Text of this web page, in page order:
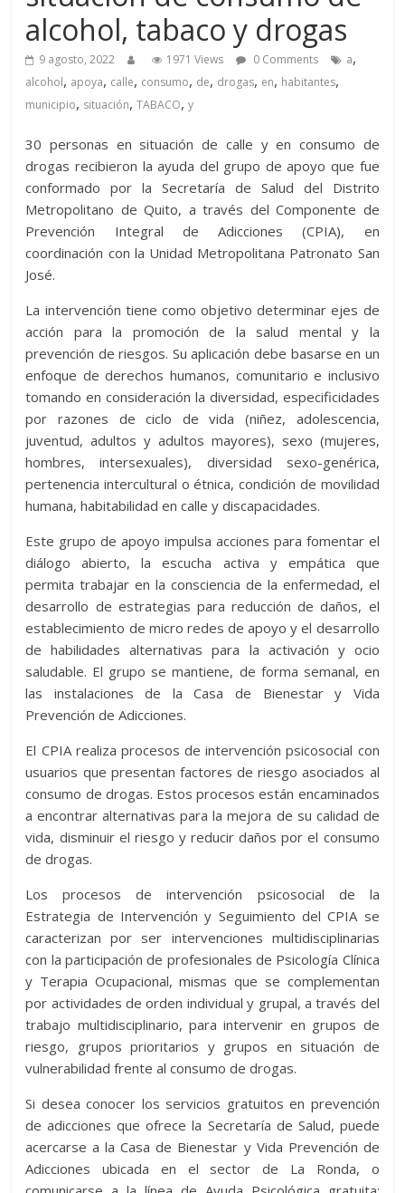
alcohol, tabaco y drogas
9 agosto, 2022 1971 Views 0 Comments a,
alcohol, apoya, calle, consumo, de, drogas, en, habitantes,
municipio, situación,TABACO,y
30 personas en situación de calle y en consumo de
drogas recibieron la ayuda del grupo de apoyo que fue
conformado por la Secretaría de Salud del Distrito
Metropolitano de Quito, a través del Componente de
Prevención Integral de Adicciones (CPIA), en
coordinación con la Unidad Metropolitana Patronato San
José.
La intervención tiene como objetivo determinar ejes de
acción para la promoción de la salud mental y la
prevención de riesgos. Su aplicación debe basarse en un
enfoque de derechos humanos, comunitario e inclusivo
tomando en consideración la diversidad, especificidades
por razones de ciclo de vida (niñez, adolescencia,
juventud, adultos y adultos mayores), sexo (mujeres,
hombres, intersexuales), diversidad sexo-genérica,
pertenencia intercultural o étnica, condición de movilidad
humana, habitabilidad en calle y discapacidades.
Este grupo de apoyo impulsa acciones para fomentar el
diálogo abierto, la escucha activa y empática que
permita trabajar en la consciencia de la enfermedad, el
desarrollo de estrategias para reducción de daños, el
establecimiento de micro redes de apoyo y el desarrollo
de habilidades alternativas para la activación y ocio
saludable. El grupo se mantiene, de forma semanal, en
las instalaciones de la Casa de Bienestar y Vida
Prevención de Adicciones.
El CPIA realiza procesos de intervención psicosocial con
usuarios que presentan factores de riesgo asociados al
consumo de drogas. Estos procesos están encaminados
a encontrar alternativas para la mejora de su calidad de
vida, disminuir el riesgo y reducir daños por el consumo
de drogas.
Los procesos de intervención psicosocial de la
Estrategia de Intervención y Seguimiento del CPIA se
caracterizan por ser intervenciones multidisciplinarias
con la participación de profesionales de Psicología Clínica
y Terapia Ocupacional, mismas que se complementan
por actividades de orden individual y grupal, a través del
trabajo multidisciplinario, para intervenir en grupos de
riesgo, grupos prioritarios y grupos en situación de
vulnerabilidad frente al consumo de drogas.
Si desea conocer los servicios gratuitos en prevención
de adicciones que ofrece la Secretaría de Salud, puede
acercarse a la Casa de Bienestar y Vida Prevención de
Adicciones ubicada en el sector de La Ronda, o